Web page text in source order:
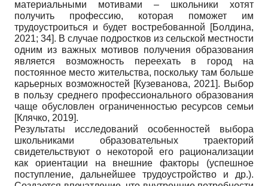
материальными мотивами – школьники хотят
получить профессию, которая поможет им
трудоустроиться и будет востребованной
[Болдина,
2021; 34]. В случае подростков из сельской местности
одним из важных мотивов получения образования
является возможность переехать в город на
постоянное место жительства, поскольку там больше
карьерных возможностей [Кузеванова, 2021]. Выбор
в пользу среднего профессионального образования
чаще обусловлен ограниченностью ресурсов семьи
[Клячко, 2019].
Результаты исследований особенностей выбора
школьниками образовательных траекторий
свидетельствуют о некоторой его рационализации
как ориентации на внешние факторы (успешное
поступление, дальнейшее трудоустройство и др.).